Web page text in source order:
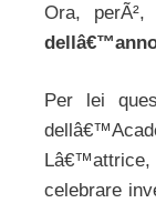
Ora,
Per lei
celebrare